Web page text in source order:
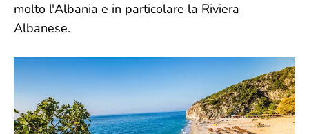
molto l'Albania e in particolare la Riviera
Albanese.